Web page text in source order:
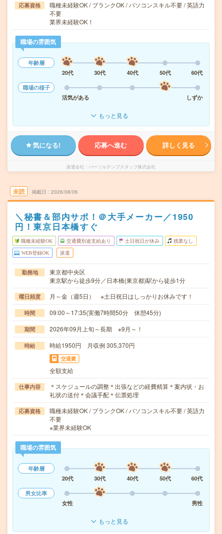
応募資格
職種未経験OK / ブランクOK / パソコンスキル不要 / 英語力
不要
業界未経験OK！
職場の雰囲気
年齢層
20代
30代 40代 50代
60代
職場の様子
活気がある
しずか
もっと見る
気になる! 応募へ進む 詳しく見る
派遣会社 パーソルテンプスタッフ株式会社
未読 掲載日 2026/08/06
＼秘書＆部内サポ！＠大手メーカー／1950
円！東京日本橋すぐ
職種未経験OK 交通費別途支給あり 土日祝日が休み 残業なし
WEB登録OK 派遣
勤務地
東京都中央区
東京駅から徒歩9分／日本橋(東京都)駅から徒歩1分
曜日頻度 月～金（週5日） ※土日祝日はしっかりお休みです！
時間 09:00～17:35(実働7時間50分 休憩45分)
期間 2026年09月上旬～長期 ※9月～！
時給 時給1950円 月収例 305,370円
交通費
全額支給
仕事内容
＊スケジュールの調整＊出張などの経費精算＊案内状・お
礼状の送付＊会議手配＊伝票処理
応募資格
職種未経験OK / ブランクOK / パソコンスキル不要 / 英語力
不要
※業界未経験OK
職場の雰囲気
年齢層
20代
30代 40代 50代
60代
男女比率
女性
男性
もっと見る